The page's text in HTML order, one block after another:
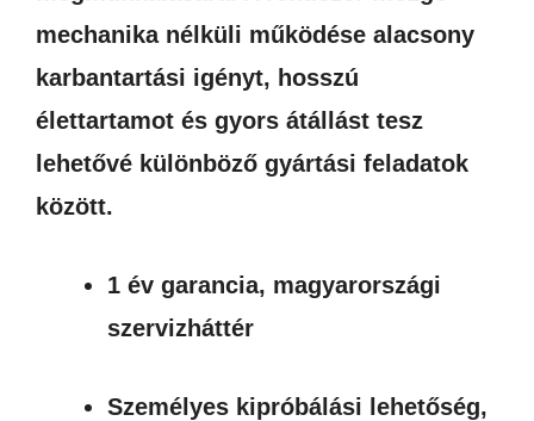
mechanika nélküli működése alacsony
karbantartási igényt, hosszú
élettartamot és gyors átállást tesz
lehetővé különböző gyártási feladatok
között.
1 év garancia, magyarországi
szervizháttér
Személyes kipróbálási lehetőség,